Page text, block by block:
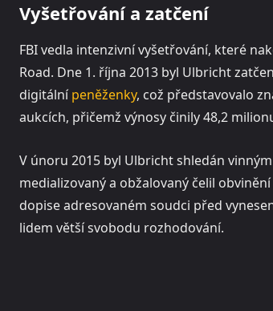
Vyšetřování a zatčení
FBI vedla intenzivní vyšetřování, které
Road. Dne 1. října 2013 byl Ulbricht
digitálnípeněženky, což představovalo
aukcích, přičemž výnosy činily 48,2
V únoru 2015 byl Ulbricht shledán
medializovaný a obžalovaný čelil
dopise adresovaném soudci před
lidem větší svobodu rozhodování.